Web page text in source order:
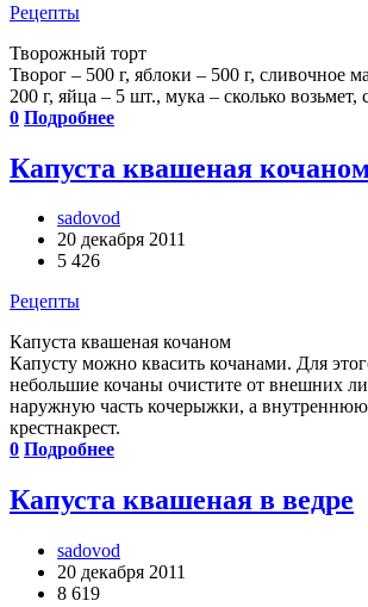
Рецепты
Творожный торт
Творог – 500 г, яблоки – 500 г, сливочное
200 г, яйца – 5 шт., мука – сколько возьмет,
0 Подробнее
Капуста квашеная
sadovod
20 декабря 2011
5 426
Рецепты
Капуста квашеная кочаном
Капусту можно квасить кочанами. Для
небольшие кочаны очистите от внешних
наружную часть кочерыжки, а
крест­накрест.
0 Подробнее
Капуста квашеная в ведре
sadovod
20 декабря 2011
8 619